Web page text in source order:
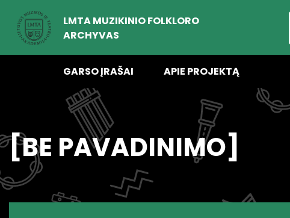
LMTA MUZIKINIO FOLKLORO
ARCHYVAS
GARSO ĮRAŠAI APIE PROJEKTĄ
[BE PAVADINIMO]